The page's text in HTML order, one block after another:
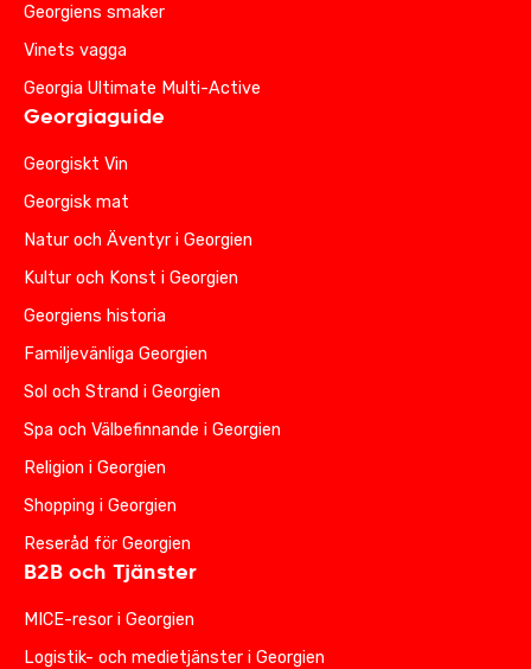
Georgiens smaker
Vinets vagga
Georgia Ultimate Multi-Active
Georgiaguide
Georgiskt Vin
Georgisk mat
Natur och Äventyr i Georgien
Kultur och Konst i Georgien
Georgiens historia
Familjevänliga Georgien
Sol och Strand i Georgien
Spa och Välbefinnande i Georgien
Religion i Georgien
Shopping i Georgien
Reseråd för Georgien
B2B och Tjänster
MICE-resor i Georgien
Logistik- och medietjänster i Georgien